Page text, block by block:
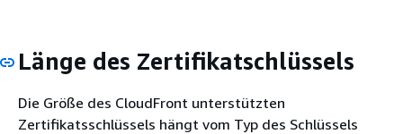
Länge des Zertifikatschlüssels
Die Größe des CloudFront unterstützten
Zertifikatsschlüssels hängt vom Typ des Schlüssels